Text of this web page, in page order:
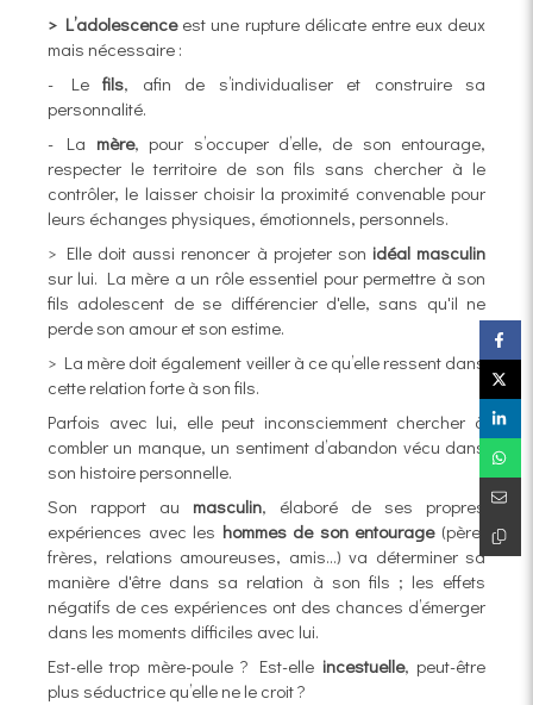
> L’adolescenceest une rupture délicate entre eux deux
mais nécessaire :
- Le fils, afin de s’individualiser et construire sa
personnalité.
- La mère, pour s’occuper d’elle, de son entourage,
respecter le territoire de son fils sans chercher à le
contrôler, le laisser choisir la proximité convenable pour
leurs échanges physiques, émotionnels, personnels.
> Elle doit aussi renoncer à projeter son idéal masculin
sur lui. La mère a un rôle essentiel pour permettre à son
fils adolescent de se différencier d'elle, sans qu'il ne
perde son amour et son estime.
> La mère doit également veiller à ce qu’elle ressent dans
cette relation forte à son fils.
Parfois avec lui, elle peut inconsciemment chercher à
combler un manque, un sentiment d’abandon vécu dans
son histoire personnelle.
Son rapport au masculin, élaboré de ses propres
expériences avec les hommes de son entourage(père,
frères, relations amoureuses, amis…) va déterminer sa
manière d'être dans sa relation à son fils ; les effets
négatifs de ces expériences ont des chances d’émerger
dans les moments difficiles avec lui.
Est-elle trop mère-poule ? Est-elle incestuelle, peut-être
plus séductrice qu’elle ne le croit ?